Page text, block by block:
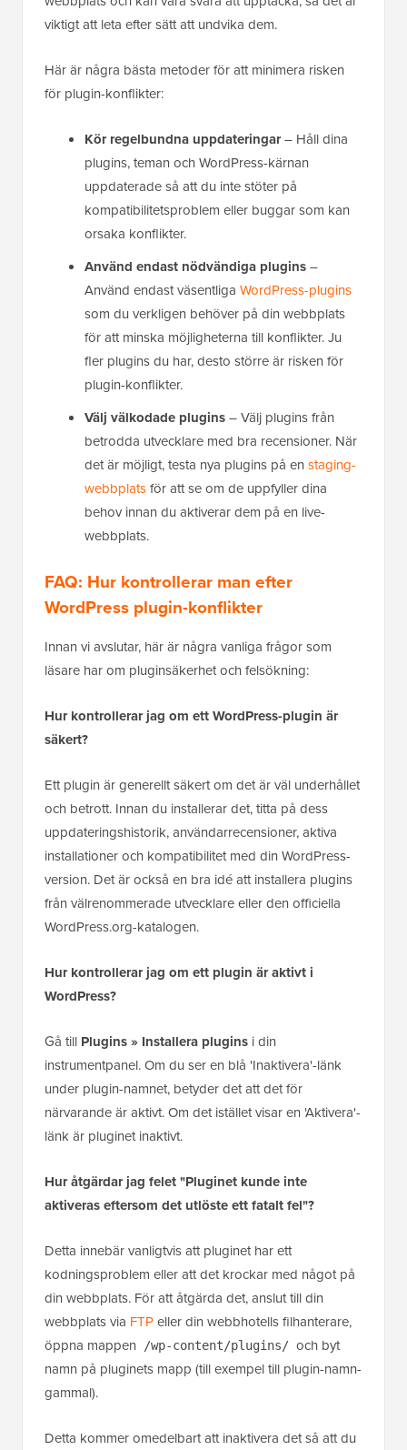
viktigt att leta efter sätt att undvika dem.
Här är några bästa metoder för att minimera risken
för plugin-konflikter:
Kör regelbundna uppdateringar– Håll dina
plugins, teman och WordPress-kärnan
uppdaterade så att du inte stöter på
kompatibilitetsproblem eller buggar som kan
orsaka konflikter.
Använd endast nödvändiga plugins–
Använd endast väsentliga WordPress-plugins
som du verkligen behöver på din webbplats
för att minska möjligheterna till konflikter. Ju
fler plugins du har, desto större är risken för
plugin-konflikter.
Välj välkodade plugins– Välj plugins från
betrodda utvecklare med bra recensioner. När
det är möjligt, testa nya plugins på en staging-
webbplatsför att se om de uppfyller dina
behov innan du aktiverar dem på en live-
webbplats.
FAQ: Hur kontrollerar man efter
WordPress plugin-konflikter
Innan vi avslutar, här är några vanliga frågor som
läsare har om pluginsäkerhet och felsökning:
Hur kontrollerar jag om ett WordPress-plugin är
säkert?
Ett plugin är generellt säkert om det är väl underhållet
och betrott. Innan du installerar det, titta på dess
uppdateringshistorik, användarrecensioner, aktiva
installationer och kompatibilitet med din WordPress-
version. Det är också en bra idé att installera plugins
från välrenommerade utvecklare eller den officiella
WordPress.org-katalogen.
Hur kontrollerar jag om ett plugin är aktivt i
WordPress?
Gå till Plugins » Installera plugins i din
instrumentpanel. Om du ser en blå 'Inaktivera'-länk
under plugin-namnet, betyder det att det för
närvarande är aktivt. Om det istället visar en 'Aktivera'-
länk är pluginet inaktivt.
Hur åtgärdar jag felet "Pluginet kunde inte
aktiveras eftersom det utlöste ett fatalt fel"?
Detta innebär vanligtvis att pluginet har ett
kodningsproblem eller att det krockar med något på
din webbplats. För att åtgärda det, anslut till din
webbplats via FTPeller din webbhotells filhanterare,
öppna mappen
/wp-content/plugins/ och byt
namn på pluginets mapp (till exempel till plugin-namn-
gammal).
Detta kommer omedelbart att inaktivera det så att du